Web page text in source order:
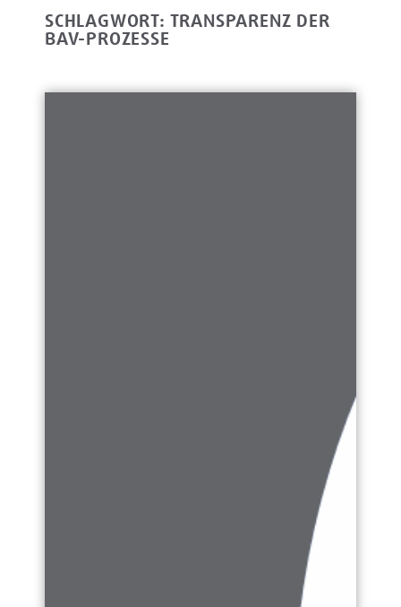
SCHLAGWORT: TRANSPARENZ DER
BAV-PROZESSE